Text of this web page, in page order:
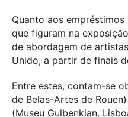
Quanto aos
que figuram na
de abordagem de
Unido, a partir de finais
Entre estes, contam-se
de Belas-Artes de
(Museu Gulbenkian,